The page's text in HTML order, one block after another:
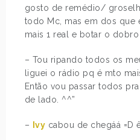
gosto de remédio/
todo Mc, mas em dos que
mais 1 real e botar o dobro
– Tou ripando todos os
liguei o rádio pq é mto
Então vou passar todos
de lado. ^^”
– Ivy cabou de chegáá =D